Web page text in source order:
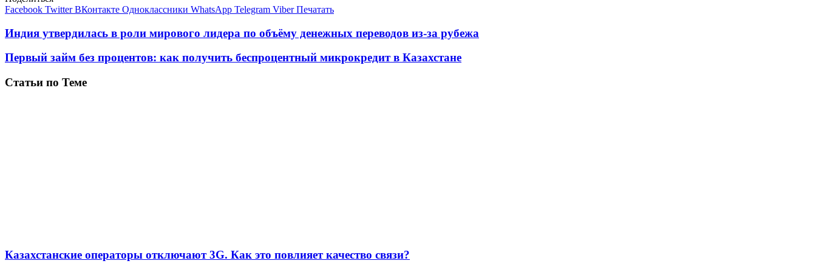
Facebook Twitter ВКонтакте Одноклассники WhatsApp Telegram Viber Печатать
Индия утвердилась в роли мирового лидера по объёму денежных переводов из-за рубежа
Первый займ без процентов: как получить беспроцентный микрокредит в Казахстане
Статьи по Теме
Казахстанские операторы отключают 3G. Как это повлияет качество связи?